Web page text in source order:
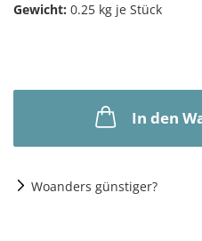
Gewicht: 0.25 kg je Stück
In den
Woanders günstiger?